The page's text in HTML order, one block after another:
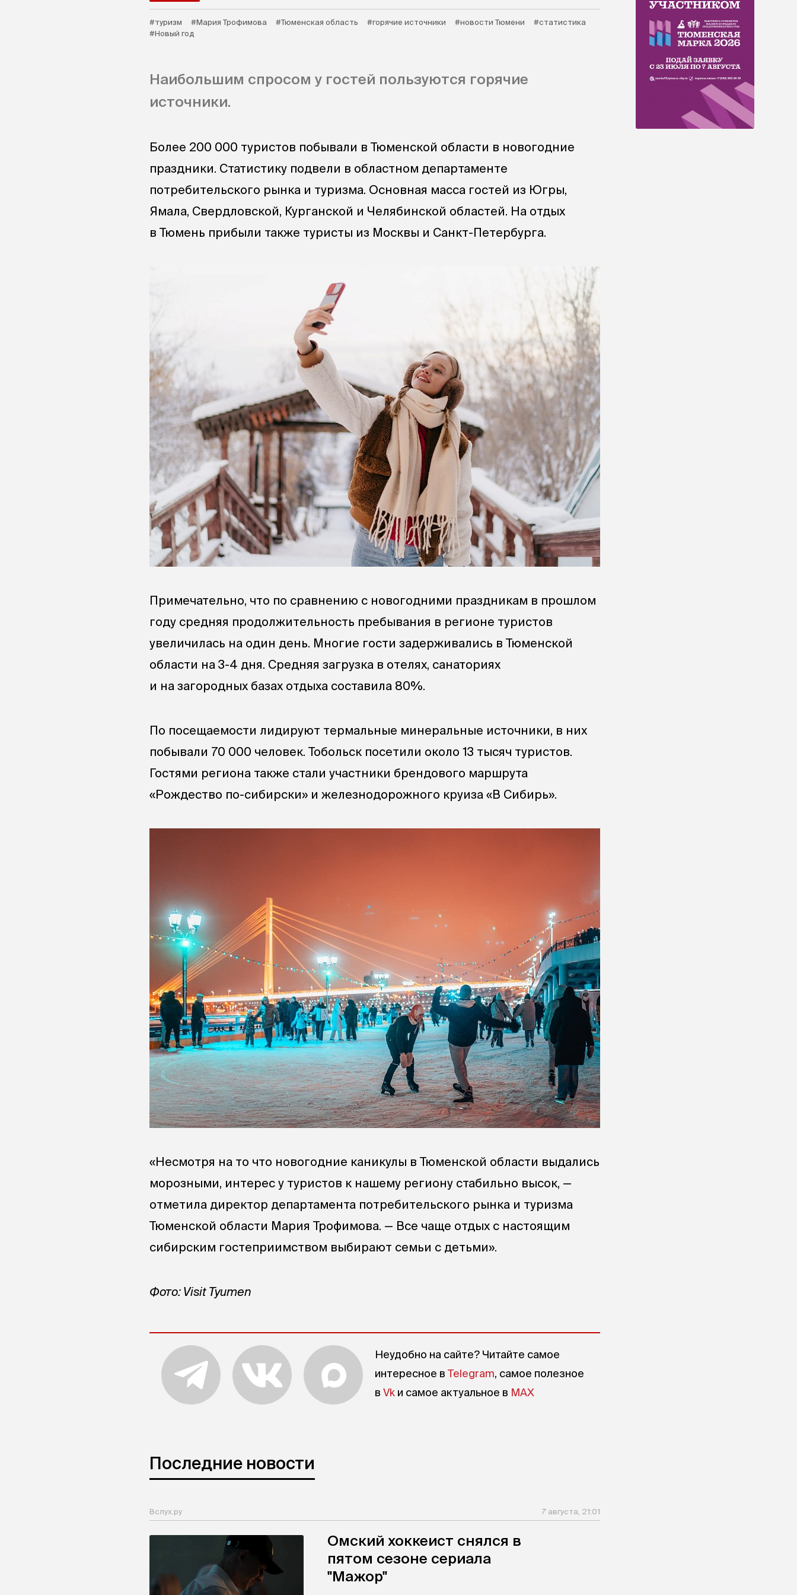
#туризм #Мария Трофимова #Тюменская область #горячие источники #новости Тюмени
#статистика
#Новый год
Наибольшим спросом у гостей пользуются горячие
источники.
Более 200 000 туристов побывали в Тюменской области в новогодние
праздники. Статистику подвели в областном департаменте
потребительского рынка и туризма. Основная масса гостей из Югры,
Ямала, Свердловской, Курганской и Челябинской областей. На отдых
в Тюмень прибыли также туристы из Москвы и Санкт-Петербурга.
Примечательно, что по сравнению с новогодними праздникам в прошлом
году средняя продолжительность пребывания в регионе туристов
увеличилась на один день. Многие гости задерживались в Тюменской
области на 3-4 дня. Средняя загрузка в отелях, санаториях
и на загородных базах отдыха составила 80%.
По посещаемости лидируют термальные минеральные источники, в них
побывали 70 000 человек. Тобольск посетили около 13 тысяч туристов.
Гостями региона также стали участники брендового маршрута
«Рождество по-сибирски» и железнодорожного круиза «В Сибирь».
«Несмотря на то что новогодние каникулы в Тюменской области выдались
морозными, интерес у туристов к нашему региону стабильно высок, —
отметила директор департамента потребительского рынка и туризма
Тюменской области Мария Трофимова. — Все чаще отдых с настоящим
сибирским гостеприимством выбирают семьи с детьми».
Фото: Visit Tyumen
Неудобно на сайте? Читайте самое
интересное в Telegram, самое полезное
в Vk и самое актуальное в MAX
Последние новости
Вслух.ру 7 августа, 21:01
Омский хоккеист снялся в
пятом сезоне сериала
"Мажор"